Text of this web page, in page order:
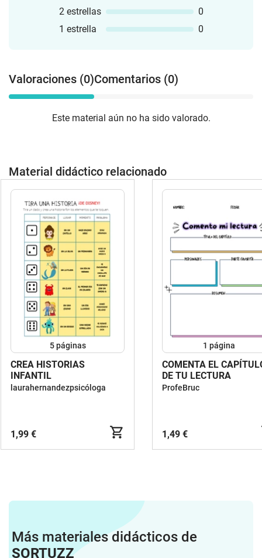
creativos para que los niños representen
cómo se sienten o interpreten emociones
comunicación y la expresión de
emociones.Refuerza la empatía y la
la creatividad, la atención y la reflexión
terapia emocional.📦 Disponible en
2 estrellas
0
1 estrella
0
Valoraciones (0)Comentarios (0)
Este material aún no ha sido valorado.
Material didáctico relacionado
5páginas
CREA HISTORIAS
INFANTIL
laurahernandezpsicóloga
1,99 €
1 página
COMENTA EL
DE TU LECTURA
ProfeBruc
1,49 €
Más materiales didácticos de
SORTUZZ